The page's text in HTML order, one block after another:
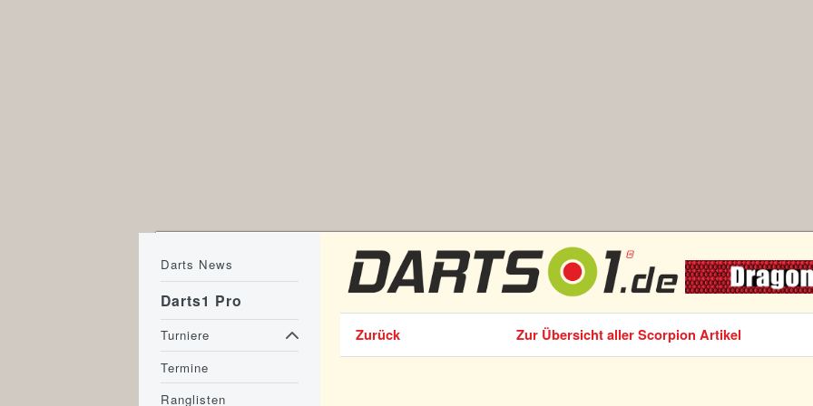
Zurück Zur Übersicht aller Scorpion Artikel
Darts News
Darts1 Pro
Turniere
Termine
Ranglisten